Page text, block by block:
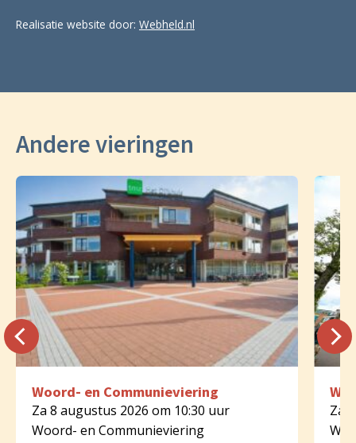
Realisatie website door: Webheld.nl
Andere vieringen
Woord- en Communieviering
Za 8 augustus 2026 om 10:30 uur
Woord- en Communieviering
Za